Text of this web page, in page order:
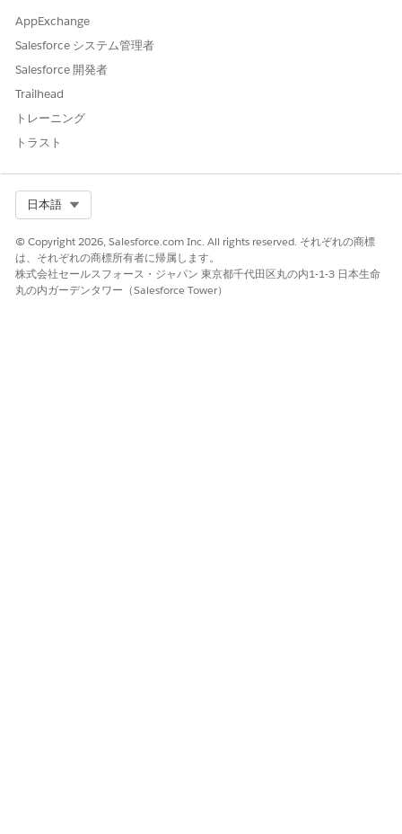
この記事で問題は解決されましたか?
AppExchange
Salesforce システム管理者
Salesforce 開発者
Trailhead
トレーニング
トラスト
日本語
© Copyright 2026, Salesforce.com Inc. All rights reserved. それぞれの商標
は、それぞれの商標所有者に帰属します。
株式会社セールスフォース・ジャパン 東京都千代田区丸の内1-1-3 日本生命
丸の内ガーデンタワー（Salesforce Tower）